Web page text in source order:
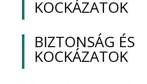
KOCKÁZATOK
BIZTONSÁG ÉS
KOCKÁZATOK